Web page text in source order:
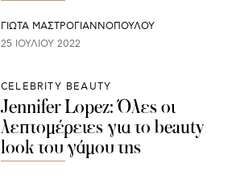
ΓΙΩΤΑ ΜΑΣΤΡΟΓΙΑΝΝΟΠΟΥΛΟΥ
25 ΙΟΥΛΊΟΥ 2022
CELEBRITY BEAUTY
Jennifer Lopez: Όλες οι
λεπτομέρειες για το beauty
look του γάμου της